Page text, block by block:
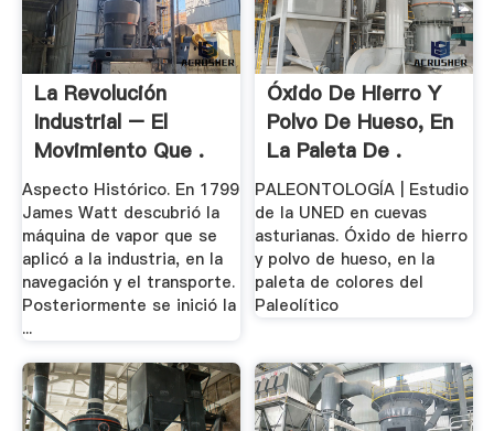
La Revolución
Industrial – El
Movimiento Que .
Aspecto Histórico. En 1799
James Watt descubrió la
máquina de vapor que se
aplicó a la industria, en la
navegación y el transporte.
Posteriormente se inició la
...
Óxido De Hierro Y
Polvo De Hueso, En
La Paleta De .
PALEONTOLOGÍA | Estudio
de la UNED en cuevas
asturianas. Óxido de hierro
y polvo de hueso, en la
paleta de colores del
Paleolítico